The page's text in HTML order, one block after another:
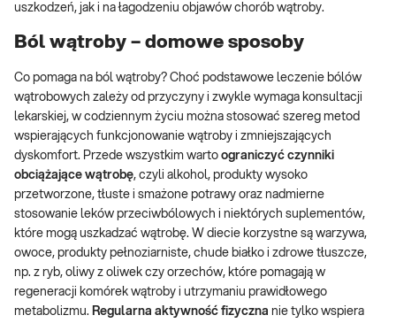
uszkodzeń, jak i na łagodzeniu objawów chorób wątroby.
Ból wątroby – domowe sposoby
Co pomaga na ból wątroby? Choć podstawowe leczenie bólów
wątrobowych zależy od przyczyny i zwykle wymaga konsultacji
lekarskiej, w codziennym życiu można stosować szereg metod
wspierających funkcjonowanie wątroby i zmniejszających
dyskomfort. Przede wszystkim warto ograniczyć czynniki
obciążające wątrobę, czyli alkohol, produkty wysoko
przetworzone, tłuste i smażone potrawy oraz nadmierne
stosowanie leków przeciwbólowych i niektórych suplementów,
które mogą uszkadzać wątrobę. W diecie korzystne są warzywa,
owoce, produkty pełnoziarniste, chude białko i zdrowe tłuszcze,
np. z ryb, oliwy z oliwek czy orzechów, które pomagają w
regeneracji komórek wątroby i utrzymaniu prawidłowego
metabolizmu. Regularna aktywność fizyczna nie tylko wspiera